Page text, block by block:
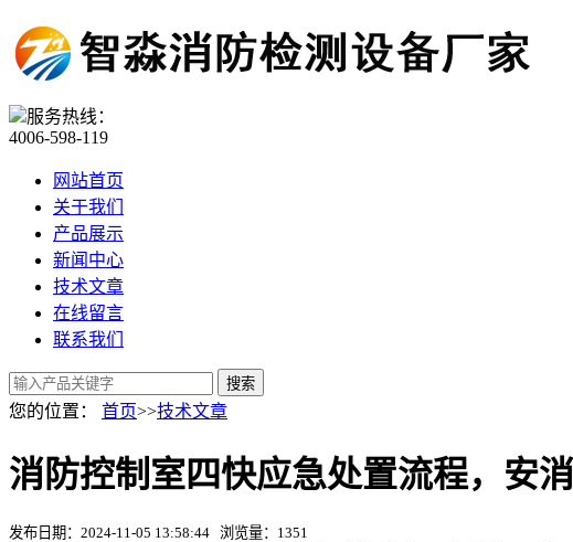
服务热线：
4006-598-119
网站首页
关于我们
产品展示
新闻中心
技术文章
在线留言
联系我们
您的位置： 首页>>技术文章
消防控制室四快应急处置流程，安
发布日期：2024-11-05 13:58:44 浏览量：1351